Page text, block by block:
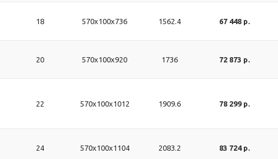
18 570х100х736 1562.4 67 448 р.
20 570х100х920 1736 72 873 р.
22 570х100х1012 1909.6 78 299 р.
24 570х100х1104 2083.2 83 724 р.